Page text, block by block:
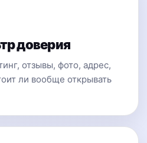
доверия
отзывы, фото, адрес,
ли вообще открывать